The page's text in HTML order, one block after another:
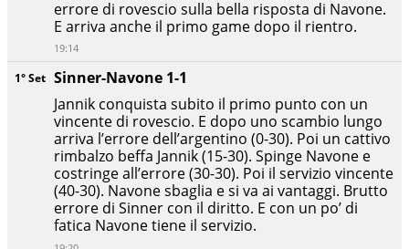
1° Set Sinner-Navone 1-1
Jannik conquista subito il primo punto con un
vincente di rovescio. E dopo uno scambio lungo
arriva l’errore dell’argentino (0-30). Poi un cattivo
rimbalzo beffa Jannik (15-30). Spinge Navone e
costringe all’errore (30-30). Poi il servizio vincente
(40-30). Navone sbaglia e si va ai vantaggi. Brutto
errore di Sinner con il diritto. E con un po’ di
fatica Navone tiene il servizio.
errore di rovescio sulla bella risposta di Navone.
E arriva anche il primo game dopo il rientro.
19:14